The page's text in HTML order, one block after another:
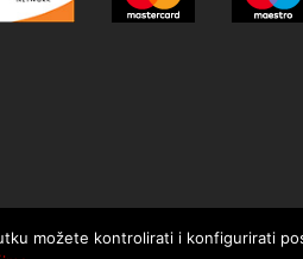
možete kontrolirati i konfigurirati